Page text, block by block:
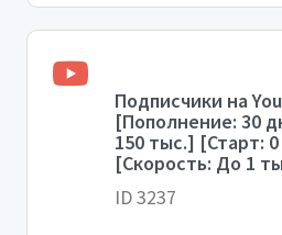
Подписчики на
[Пополнение: 30
150 тыс.] [Старт: 0
[Скорость: До 1
ID 3237